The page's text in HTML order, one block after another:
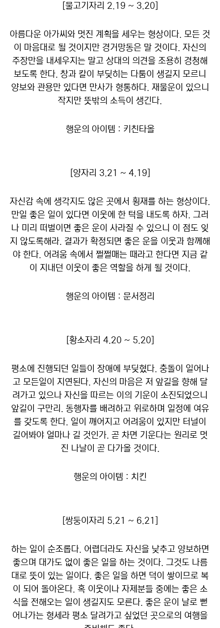
[물고기자리 2.19 ~ 3.20]
아름다운 아가씨와 멋진 계획을 세우는 형상이다. 모든 것
이 마음대로 될 것이지만 경거망동은 말 것이다. 자신의
주장만을 내세우지는 말고 상대의 의견을 조용히 경청해
보도록 한다. 창과 칼이 부딪히는 다툼이 생길지 모르니
양보와 관용만 있다면 만사가 형통하다. 재물운이 있으니
작지만 뜻밖의 소득이 생긴다.
행운의 아이템 : 키친타올
[양자리 3.21 ~ 4.19]
자신감 속에 생각지도 않은 곳에서 횡재를 하는 형상이다.
만일 좋은 일이 있다면 이웃에 한 턱을 내도록 하자. 그러
나 미리 떠벌이면 좋은 운이 사라질 수 있으니 이 점도 잊
지 않도록해라. 결과가 확정되면 좋은 운을 이웃과 함께해
야 한다. 어려움 속에서 쩔쩔매는 때라고 한다면 지금 같
이 지내던 이웃이 좋은 역할을 하게 될 것이다.
행운의 아이템 : 문서정리
[황소자리 4.20 ~ 5.20]
평소에 진행되던 일들이 장애에 부딪혔다. 충돌이 일어나
고 모든일이 지연된다. 자신의 마음은 저 앞길을 향해 달
려가고 있으나 자신을 따르는 이의 기운이 소진되었으니
앞길이 구만리. 동행자를 배려하고 위로하며 일정에 여유
를 갖도록 한다. 일이 깨어지고 어려움이 있지만 터널이
길어봐야 얼마나 길 것인가. 곧 차면 기운다는 원리로 멋
진 나날이 곧 다가올 것이다.
행운의 아이템 : 치킨
[쌍둥이자리 5.21 ~ 6.21]
하는 일이 순조롭다. 어렵더라도 자신을 낮추고 양보하면
좋으며 대가도 없이 좋은 일을 하는 것이다. 그것도 나름
대로 뜻이 있는 일이다. 좋은 일을 하면 덕이 쌓이므로 복
이 되어 돌아온다. 혹 이웃이나 자제분들 중에는 좋은 소
식을 전해오는 일이 생길지도 모른다. 좋은 운이 날로 뻗
어나가는 형세라 평소 달려가고 싶었던 곳으로의 여행을